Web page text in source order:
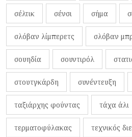
σέλτικ σένσι σήμα
σλόβαν λίμπερετς σλόβαν
σουηδία σουντιρόλ
στουτγκάρδη συνέντευξη
ταξιάρχης φούντας τάχα άλι
τερματοφύλακας τεχνικός